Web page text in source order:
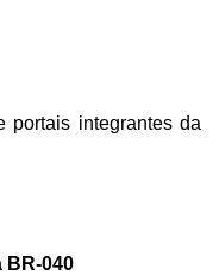
portais integrantes da
BR-040